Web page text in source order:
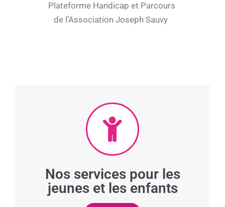
Plateforme Handicap et Parcours
de l’Association Joseph Sauvy
Nos services pour les
jeunes et les enfants